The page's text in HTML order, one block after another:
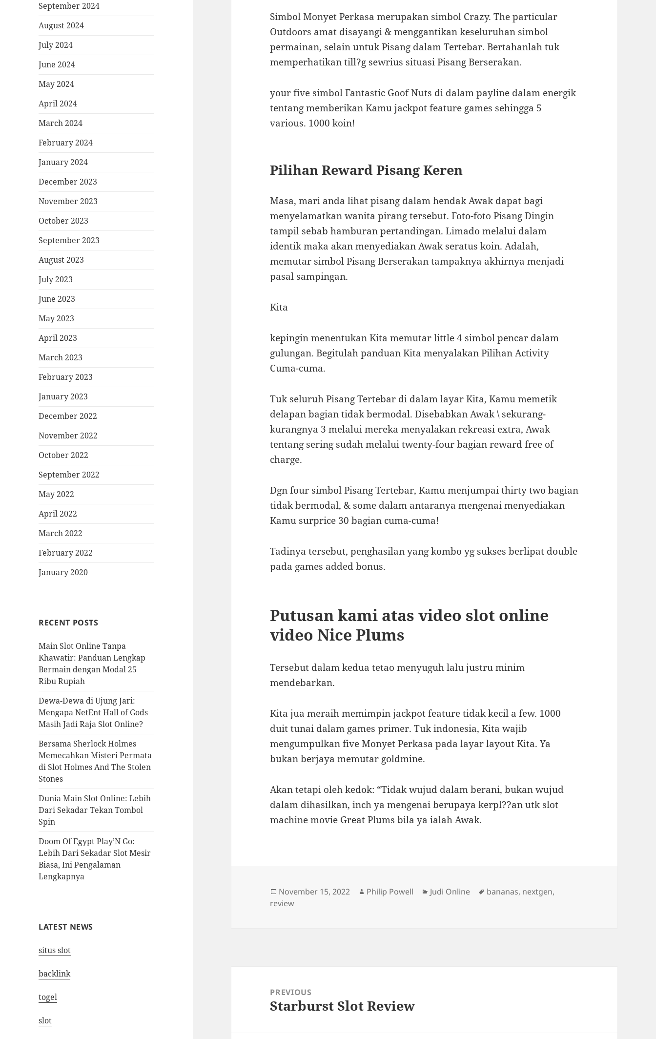
September 2024
August 2024
July 2024
June 2024
May 2024
April 2024
March 2024
February 2024
January 2024
December 2023
November 2023
October 2023
September 2023
August 2023
July 2023
June 2023
May 2023
April 2023
March 2023
February 2023
January 2023
December 2022
November 2022
October 2022
September 2022
May 2022
April 2022
March 2022
February 2022
January 2020
RECENT POSTS
Main Slot Online Tanpa
Khawatir: Panduan Lengkap
Bermain dengan Modal 25
Ribu Rupiah
Dewa-Dewa di Ujung Jari:
Mengapa NetEnt Hall of Gods
Masih Jadi Raja Slot Online?
Bersama Sherlock Holmes
Memecahkan Misteri Permata
di Slot Holmes And The Stolen
Stones
Dunia Main Slot Online: Lebih
Dari Sekadar Tekan Tombol
Spin
Doom Of Egypt Play’N Go:
Lebih Dari Sekadar Slot Mesir
Biasa, Ini Pengalaman
Lengkapnya
LATEST NEWS
situs slot
backlink
togel
slot
Simbol Monyet Perkasa merupakan simbol Crazy. The particular
Outdoors amat disayangi & menggantikan keseluruhan simbol
permainan, selain untuk Pisang dalam Tertebar. Bertahanlah tuk
memperhatikan till?g sewrius situasi Pisang Berserakan.
your five simbol Fantastic Goof Nuts di dalam payline dalam energik
tentang memberikan Kamu jackpot feature games sehingga 5
various. 1000 koin!
Pilihan Reward Pisang Keren
Masa, mari anda lihat pisang dalam hendak Awak dapat bagi
menyelamatkan wanita pirang tersebut. Foto-foto Pisang Dingin
tampil sebab hamburan pertandingan. Limado melalui dalam
identik maka akan menyediakan Awak seratus koin. Adalah,
memutar simbol Pisang Berserakan tampaknya akhirnya menjadi
pasal sampingan.
Kita
kepingin menentukan Kita memutar little 4 simbol pencar dalam
gulungan. Begitulah panduan Kita menyalakan Pilihan Activity
Cuma-cuma.
Tuk seluruh Pisang Tertebar di dalam layar Kita, Kamu memetik
delapan bagian tidak bermodal. Disebabkan Awak \ sekurang-
kurangnya 3 melalui mereka menyalakan rekreasi extra, Awak
tentang sering sudah melalui twenty-four bagian reward free of
charge.
Dgn four simbol Pisang Tertebar, Kamu menjumpai thirty two bagian
tidak bermodal, & some dalam antaranya mengenai menyediakan
Kamu surprice 30 bagian cuma-cuma!
Tadinya tersebut, penghasilan yang kombo yg sukses berlipat double
pada games added bonus.
Putusan kami atas video slot online
video Nice Plums
Tersebut dalam kedua tetao menyuguh lalu justru minim
mendebarkan.
Kita jua meraih memimpin jackpot feature tidak kecil a few. 1000
duit tunai dalam games primer. Tuk indonesia, Kita wajib
mengumpulkan five Monyet Perkasa pada layar layout Kita. Ya
bukan berjaya memutar goldmine.
Akan tetapi oleh kedok: “Tidak wujud dalam berani, bukan wujud
dalam dihasilkan, inch ya mengenai berupaya kerpl??an utk slot
machine movie Great Plums bila ya ialah Awak.
Posted
on
November 15, 2022 Author
Philip Powell Categories
Judi Online Tags
bananas, nextgen,
review
navigationPREVIOUS
Previous
Starburst Slot Review